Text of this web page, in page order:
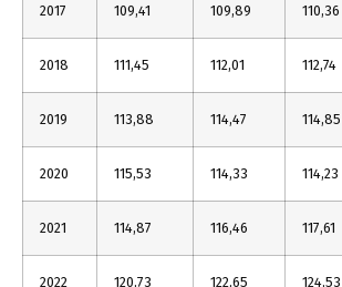
2017 109,41 109,89 110,36
2018 111,45 112,01 112,74
2019 113,88 114,47 114,85
2020 115,53 114,33 114,23
2021 114,87 116,46 117,61
2022 120,73 122,65 124,53